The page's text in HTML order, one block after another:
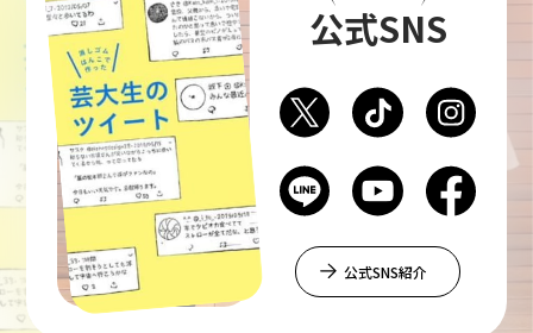
公式SNS
公式SNS紹介